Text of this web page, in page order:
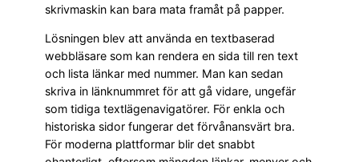
skrivmaskin kan bara mata framåt på papper.
Lösningen blev att använda en textbaserad
webbläsare som kan rendera en sida till ren text
och lista länkar med nummer. Man kan sedan
skriva in länknummret för att gå vidare, ungefär
som tidiga textlägenavigatörer. För enkla och
historiska sidor fungerar det förvånansvärt bra.
För moderna plattformar blir det snabbt